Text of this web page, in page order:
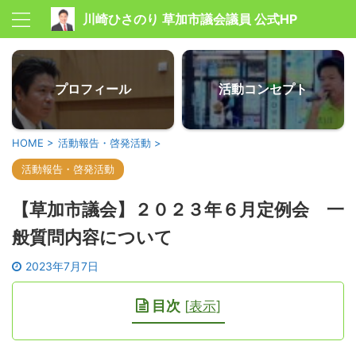
川崎ひさのり 草加市議会議員 公式HP
プロフィール 活動コンセプト
HOME > 活動報告・啓発活動 >
活動報告・啓発活動
【草加市議会】２０２３年６月定例会 一
般質問内容について
2023年7月7日
目次 [表示]